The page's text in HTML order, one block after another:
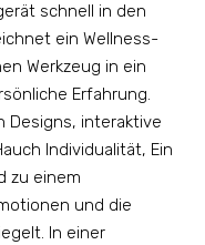
schnell in den
ein Wellness-
Werkzeug in ein
Erfahrung.
Designs, interaktive
Individualität, Ein
zu einem
und die
In einer